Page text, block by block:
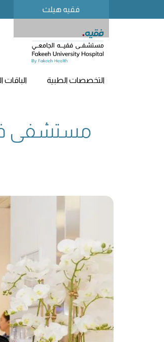
فقيه هيلث
التخصصات الطبية الباقات
مستشفى